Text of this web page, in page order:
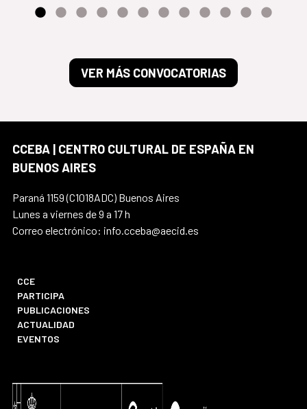
VER MÁS CONVOCATORIAS
CCEBA | CENTRO CULTURAL DE ESPAÑA EN
BUENOS AIRES
Paraná 1159 (C1018ADC) Buenos Aires
Lunes a viernes de 9 a 17 h
Correo electrónico: info.cceba@aecid.es
CCE
PARTICIPA
PUBLICACIONES
ACTUALIDAD
EVENTOS